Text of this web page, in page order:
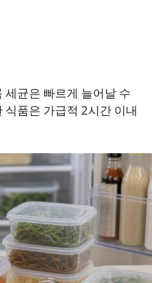
균은 빠르게 늘어날 수
품은 가급적 2시간 이내